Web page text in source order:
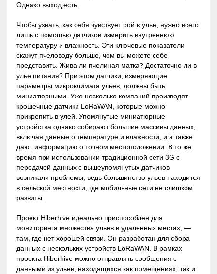
Однако выход есть.
Чтобы узнать, как себя чувствует рой в улье, нужно всего
лишь с помощью датчиков измерить внутреннюю
температуру и влажность. Эти ключевые показатели
скажут пчеловоду больше, чем вы можете себе
представить. Жива ли пчелиная матка? Достаточно ли в
улье питания? При этом датчики, измеряющие
параметры микроклимата ульев, должны быть
миниатюрными. Уже несколько компаний производят
крошечные датчики LoRaWAN, которые можно
прикрепить в улей. Упомянутые миниатюрные
устройства однако собирают большие массивы данных,
включая данные о температуре и влажности, и а также
дают информацию о точном местоположении. В то же
время при использовании традиционной сети 3G с
передачей данных с вышеупомянутых датчиков
возникали проблемы, ведь большинство ульев находится
в сельской местности, где мобильные сети не слишком
развиты.
Проект Hiberhive идеально приспособлен для
мониторинга множества ульев в удаленных местах, —
там, где нет хорошей связи. Он разработан для сбора
данных с нескольких устройств LoRaWAN. В рамках
проекта Hiberhive можно отправлять сообщения с
данными из ульев, находящихся как помещениях, так и